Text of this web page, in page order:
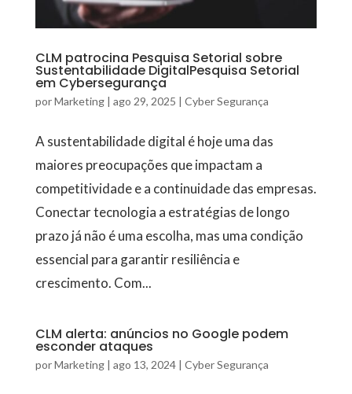
CLM patrocina Pesquisa Setorial sobre
Sustentabilidade DigitalPesquisa Setorial
em Cybersegurança
porMarketing| ago 29, 2025 | Cyber Segurança
A sustentabilidade digital é hoje uma das
maiores preocupações que impactam a
competitividade e a continuidade das empresas.
Conectar tecnologia a estratégias de longo
prazo já não é uma escolha, mas uma condição
essencial para garantir resiliência e
crescimento. Com...
CLM alerta: anúncios no Google podem
esconder ataques
porMarketing| ago 13, 2024| Cyber Segurança